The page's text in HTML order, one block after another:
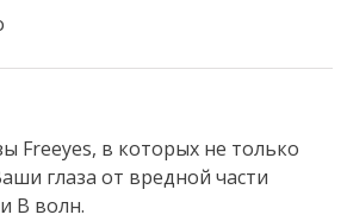
Freeyes, в которых не только
глаза от вредной части
В волн.